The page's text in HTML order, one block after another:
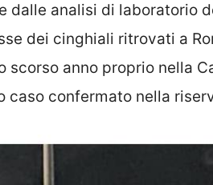
dalle analisi di laboratorio
dei cinghiali ritrovati a
scorso anno proprio nella
confermato nella